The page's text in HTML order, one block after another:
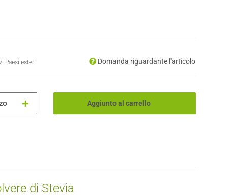
Paesi esteri Domanda riguardante l'articolo
Aggiunto al carrello
di Stevia